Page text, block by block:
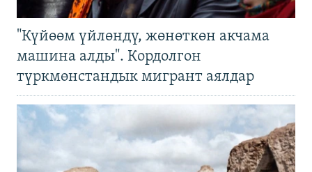
"Күйөөм үйлөндү, жөнөткөн акчама
машина алды". Кордолгон
түркмөнстандык мигрант аялдар